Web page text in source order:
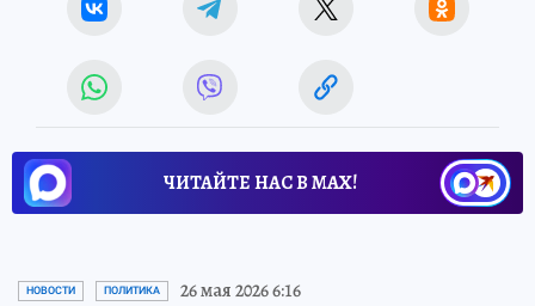
ЧИТАЙТЕ НАС В МАХ!
НОВОСТИ ПОЛИТИКА 26 мая 2026 6:16